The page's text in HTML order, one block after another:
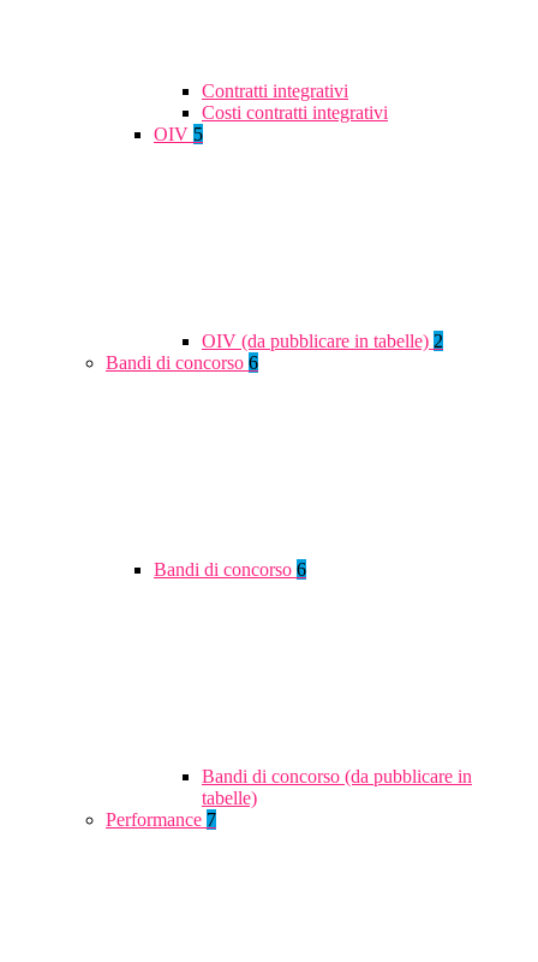
Contratti integrativi
Costi contratti integrativi
OIV 5
OIV (da pubblicare in tabelle) 2
Bandi di concorso 6
Bandi di concorso 6
Bandi di concorso (da pubblicare in
tabelle)
Performance 7